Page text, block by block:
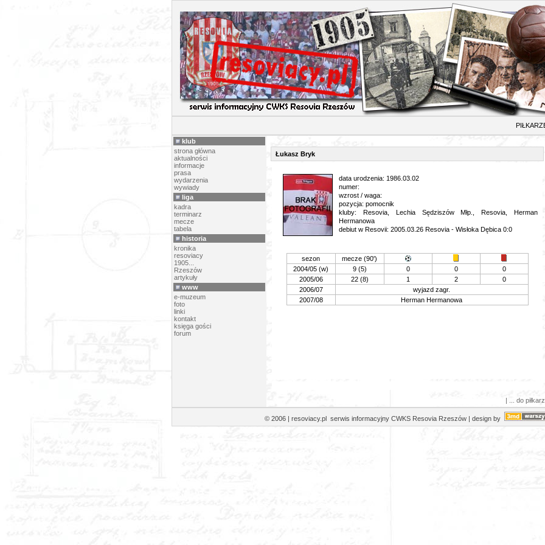
klub
strona główna
aktualności
informacje
prasa
wydarzenia
wywiady
liga
kadra
terminarz
mecze
tabela
historia
kronika
resoviacy
1905...
Rzeszów
artykuły
www
e-muzeum
foto
linki
kontakt
księga gości
forum
Łukasz Bryk
data urodzenia: 1986.03.02
numer:
wzrost / waga:
pozycja: pomocnik
kluby: Resovia, Lechia Sędziszów Młp., Resovia, Herman
Hermanowa
debiut w Resovii: 2005.03.26 Resovia - Wisłoka Dębica 0:0
sezon
mecze (90')
2004/05 (w)
9 (5) 0 0
0
2005/06
22 (8) 1 2
0
2006/07
wyjazd zagr.
2007/08
Herman Hermanowa
| ... do
© 2006 | resoviacy.pl serwis informacyjny CWKS Resovia Rzeszów | design by